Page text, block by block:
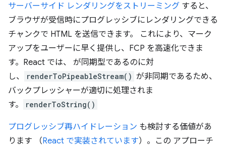
サーバーサイド レンダリングをストリーミング すると、
ブラウザが受信時にプログレッシブにレンダリングできる
チャンクで HTML を送信できます。 これにより、マーク
アップをユーザーに早く提供し、FCP を高速化できま
す。React では、 が同期型であるのに対
し、
renderToPipeableStream() が非同期であるため、
バックプレッシャーが適切に処理されま
す。
renderToString()
プログレッシブ再ハイドレーション も検討する価値があ
ります （React で実装されています）。この アプローチ